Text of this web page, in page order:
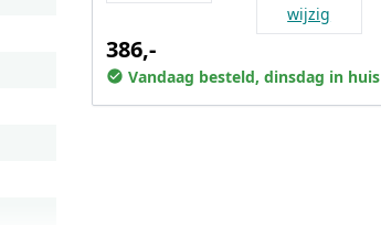
wijzig
386,-
Vandaag besteld, dinsdag in huis